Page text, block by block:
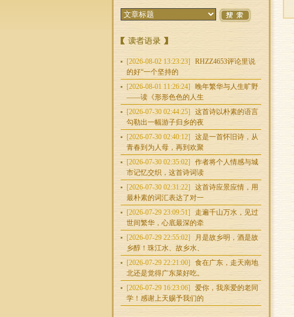
[2026-08-02 13:23:23]
RHZZ4653评论里说
的好“一个坚持的
[2026-08-01 11:26:24]
晚年繁华与人生旷野
——读《形形色色的人生
[2026-07-30 02:44:25]
这首诗以朴素的语言
勾勒出一幅游子归乡的夜
[2026-07-30 02:40:12]
这是一首怀旧诗，从
青春到为人母，再到欢聚
[2026-07-30 02:35:02]
作者将个人情感与城
市记忆交织，这首诗词读
[2026-07-30 02:31:22]
这首诗应景应情，用
最朴素的词汇表达了对一
[2026-07-29 23:09:51]
走遍千山万水，见过
世间繁华，心底最深的牵
[2026-07-29 22:55:02]
月是故乡明，酒是故
乡醇！珠江水、故乡水、
[2026-07-29 22:21:00]
食在广东，走天南地
北还是觉得广东菜好吃。
[2026-07-29 16:23:06]
爱你，我亲爱的老同
学！感谢上天赐予我们的